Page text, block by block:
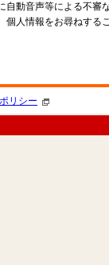
自動音声等による不審
個人情報をお尋ねする
リシー